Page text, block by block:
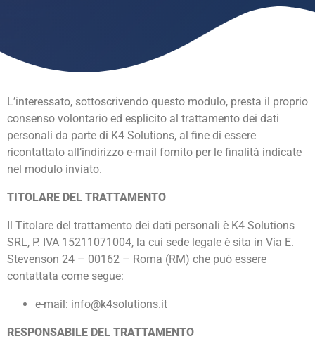
L’interessato, sottoscrivendo questo modulo, presta il proprio
consenso volontario ed esplicito al trattamento dei dati
personali da parte di K4 Solutions, al fine di essere
ricontattato all’indirizzo e-mail fornito per le finalità indicate
nel modulo inviato.
TITOLARE DEL TRATTAMENTO
Il Titolare del trattamento dei dati personali è K4 Solutions
SRL, P. IVA 15211071004, la cui sede legale è sita in Via E.
Stevenson 24 – 00162 – Roma (RM) che può essere
contattata come segue:
e-mail: info@k4solutions.it
RESPONSABILE DEL TRATTAMENTO